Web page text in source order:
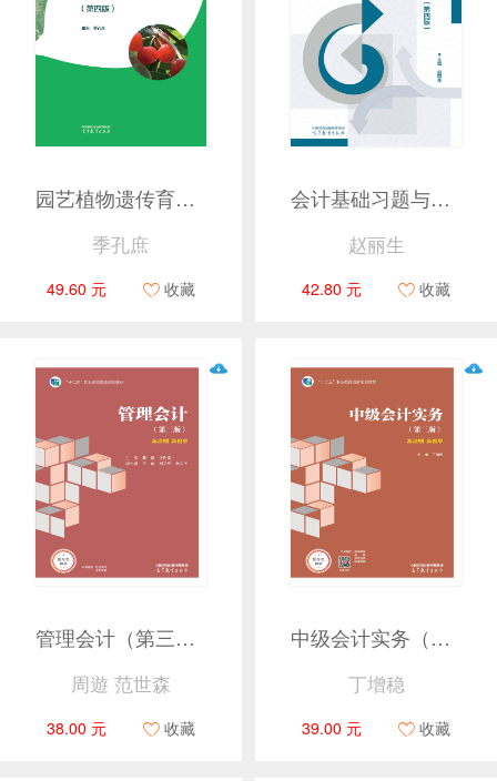
园艺植物遗传育种（第四版）
季孔庶
49.60 元 收藏
会计基础习题与实训（第四版）
赵丽生
42.80 元 收藏
管理会计（第三版）
周遊 范世森
38.00 元 收藏
中级会计实务（第三版）
丁增稳
39.00 元 收藏